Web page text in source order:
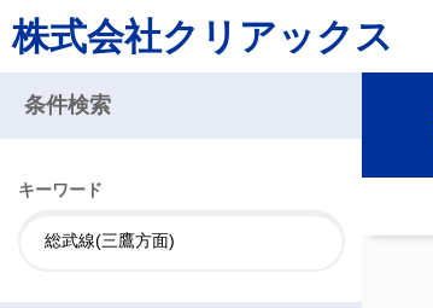
株式会社クリアックス
条件検索
キーワード